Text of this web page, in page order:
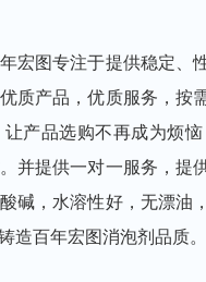
宏图专注于提供稳定、
质产品，优质服务，
产品选购不再成为烦
并提供一对一服务，提
碱，水溶性好，无漂
造百年宏图消泡剂品质。